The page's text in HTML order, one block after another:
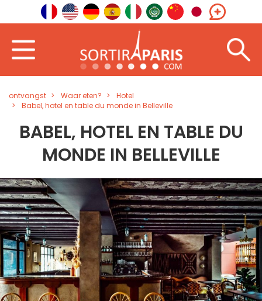
ontvangst Waar eten?
Hotel
Babel, hotel en table du monde in Belleville
BABEL, HOTEL EN TABLE DU
MONDE IN BELLEVILLE